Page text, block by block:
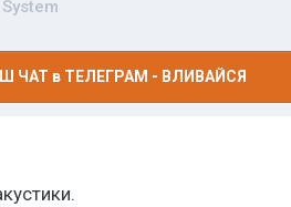
ЧАТ в ТЕЛЕГРАМ - ВЛИВАЙСЯ